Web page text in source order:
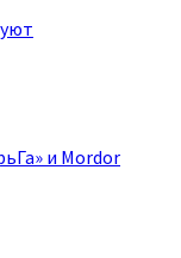
и Mordor